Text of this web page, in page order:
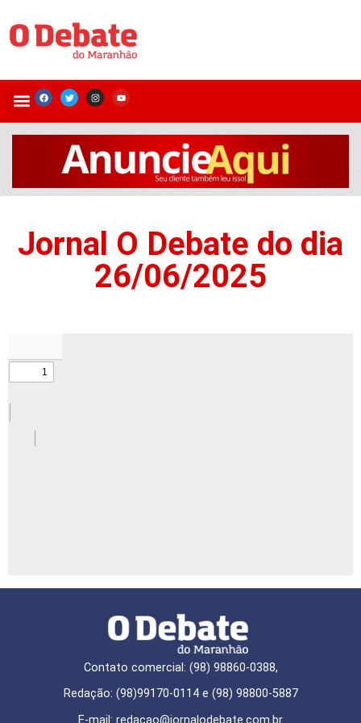
Jornal O Debate do dia
26/06/2025
Contato comercial: (98) 98860-0388,
Redação: (98)99170-0114 e (98) 98800-5887
E-mail: redaçao@jornalodebate.com.br